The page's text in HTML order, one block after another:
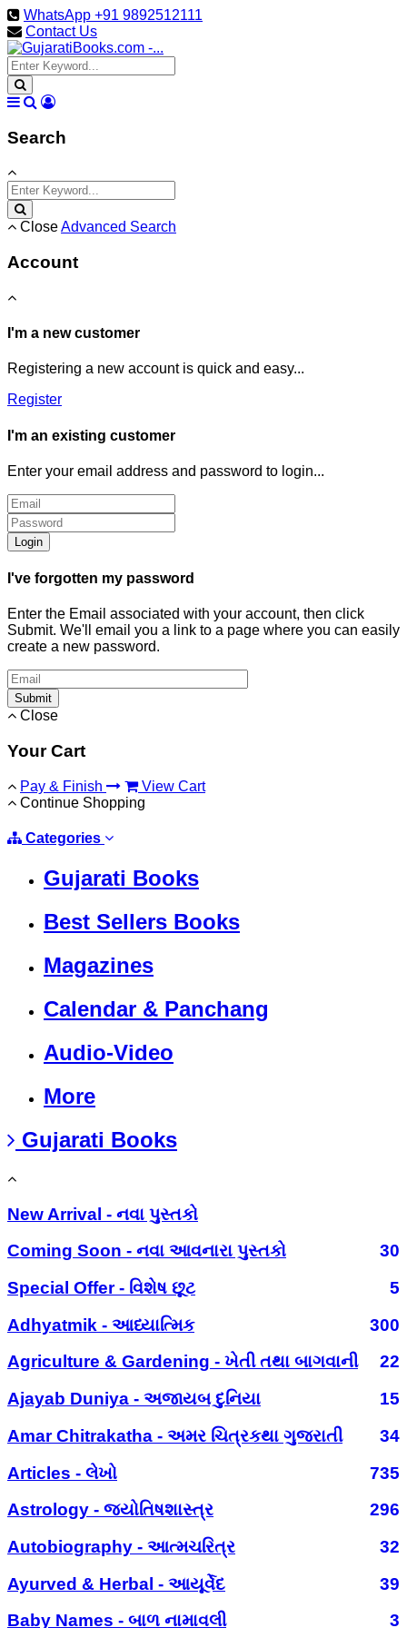
WhatsApp +91 9892512111
Contact Us
Search
CloseAdvanced Search
Account
I'm a new customer
Registering a new account is quick and easy...
Register
I'm an existing customer
Enter your email address and password to login...
Login
I've forgotten my password
Enter the Email associated with your account, then click
Submit. We'll email you a link to a page where you can easily
create a new password.
Submit
Close
Your Cart
Pay & Finish
View Cart
Continue Shopping
Categories
Gujarati Books
Best Sellers Books
Magazines
Calendar & Panchang
Audio-Video
More
Gujarati Books
New Arrival - નવા પુસ્તકો
Coming Soon - નવા આવનારા પુસ્તકો
30
Special Offer - વિશેષ છૂટ
5
Adhyatmik - આધ્યાત્મિક
300
Agriculture & Gardening - ખેતી તથા બાગવાની
22
Ajayab Duniya - અજાયબ દુનિયા
15
Amar Chitrakatha - અમર ચિત્રકથા ગુજરાતી
34
Articles - લેખો
735
Astrology - જ્યોતિષશાસ્ત્ર
296
Autobiography - આત્મચરિત્ર
32
Ayurved & Herbal - આયૂર્વેદ
39
Baby Names - બાળ નામાવલી
3